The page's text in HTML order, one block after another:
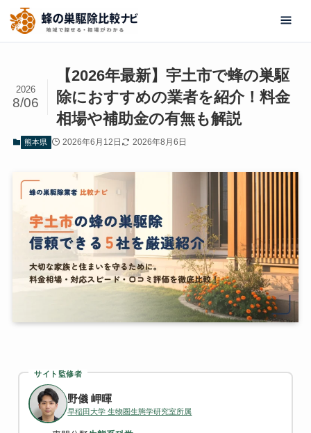
【2026年最新】宇土市で蜂の巣駆
除におすすめの業者を紹介！料金
相場や補助金の有無も解説
2026
8/06
熊本県 2026年6月12日 2026年8月6日
サイト監修者
野儀 岬暉
早稲田大学 生物圏生態学研究室所属